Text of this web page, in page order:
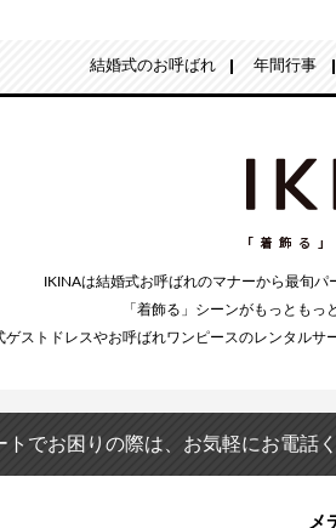
結婚式のお呼ばれ 年間行事
IKINAは結婚式お呼ばれのマナーから最旬
「着飾る」シーンがもっともっ
ゲストドレスやお呼ばれワンピースのレンタルサ
でお困りの際は、お気軽にお電話く
メ